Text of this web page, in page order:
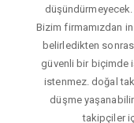
Bizim firmamızdan
belirledikten
güvenli bir biçimde
istenmez. doğal
düşme
takipçiler